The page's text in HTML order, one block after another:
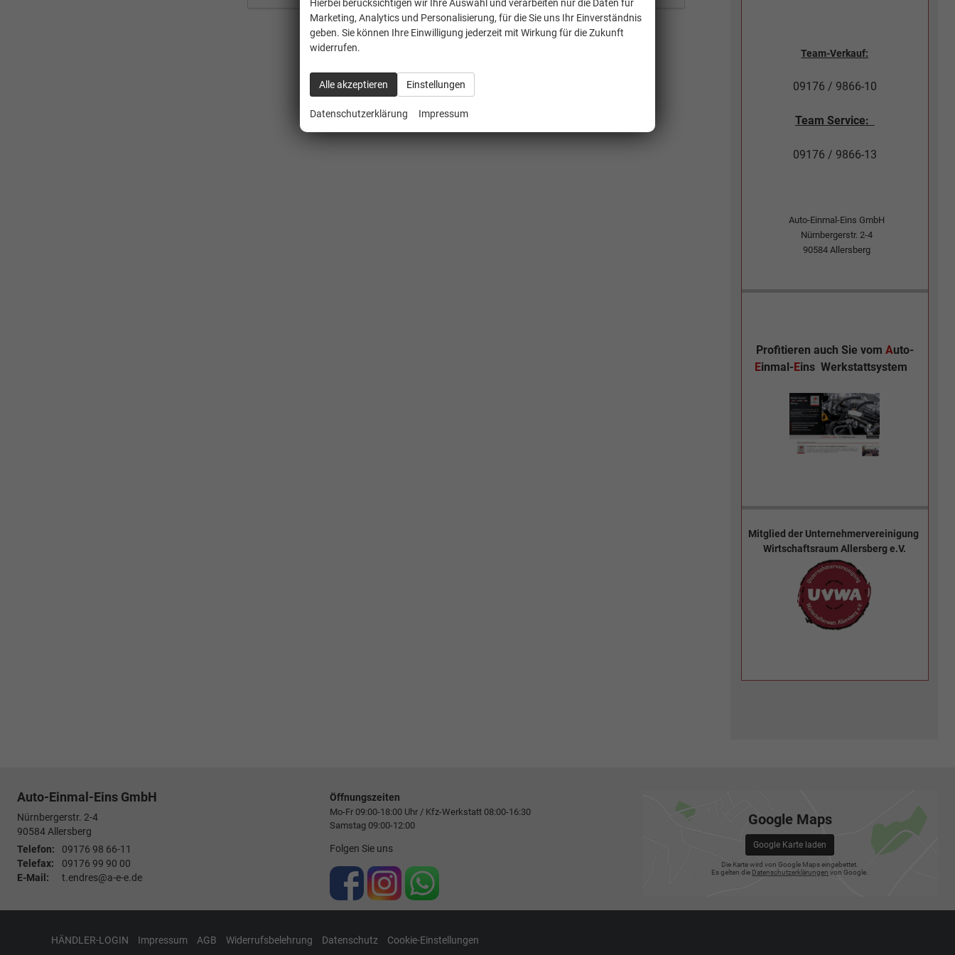
Team-Verkauf:
09176 / 9866-10
Team Service:
09176 / 9866-13
Auto-Einmal-Eins GmbH
Nürnbergerstr. 2-4
90584 Allersberg
Profitieren auch Sie vom Auto-
Einmal- Eins Werkstattsystem
Mitglied der Unternehmervereinigung
Wirtschaftsraum Allersberg e.V.
Auto-Einmal-Eins GmbH
Nürnbergerstr. 2-4
90584Allersberg
Telefon:
09176 98 66-11
Telefax:
09176 99 90 00
E-Mail:
t.endres@a-e-e.de
Öffnungszeiten
Mo-Fr 09:00-18:00 Uhr / Kfz-Werkstatt 08:00-16:30
Samstag 09:00-12:00
Folgen Sie uns
Google Maps
Google Karte laden
Die Karte wird von Google Maps eingebettet.
Es gelten die Datenschutzerklärungen von Google.
HÄNDLER-LOGIN Impressum AGB Widerrufsbelehrung Datenschutz Cookie-Einstellungen
Hierbei berücksichtigen wir Ihre Auswahl und verarbeiten nur die Daten für
Marketing, Analytics und Personalisierung, für die Sie uns Ihr Einverständnis
geben. Sie können Ihre Einwilligung jederzeit mit Wirkung für die Zukunft
widerrufen.
Alle akzeptieren Einstellungen
Datenschutzerklärung Impressum